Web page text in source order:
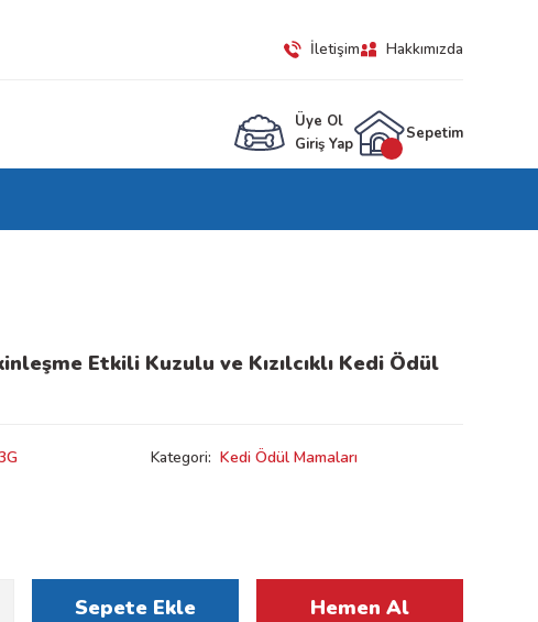
İletişim Hakkımızda
Üye Ol
Giriş Yap
Sepetim
Etkili Kuzulu ve Kızılcıklı Kedi Ödül
Kategori Kedi Ödül Mamaları
Sepete Ekle Hemen Al